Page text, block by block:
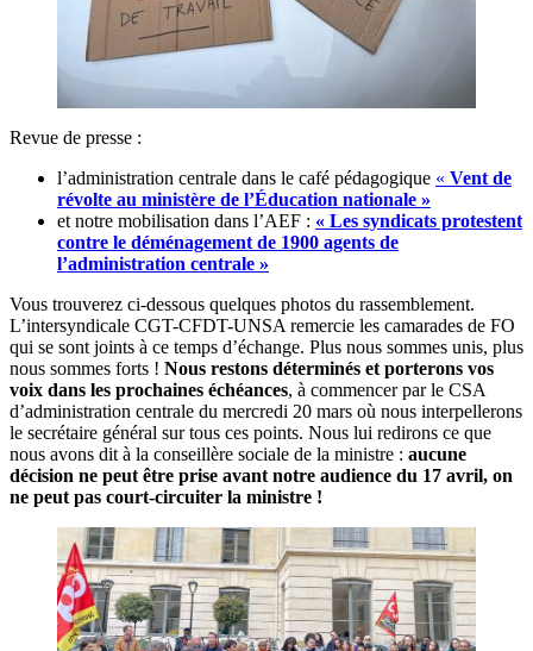
Revue de presse :
l’administration centrale dans le café pédagogique « Vent de
révolte au ministère de l’Éducation nationale »
et notre mobilisation dans l’AEF : « Les syndicats protestent
contre le déménagement de 1900 agents de
l’administration centrale »
Vous trouverez ci-dessous quelques photos du rassemblement.
L’intersyndicale CGT-CFDT-UNSA remercie les camarades de FO
qui se sont joints à ce temps d’échange. Plus nous sommes unis, plus
nous sommes forts ! Nous restons déterminés et porterons vos
voix dans les prochaines échéances, à commencer par le CSA
d’administration centrale du mercredi 20 mars où nous interpellerons
le secrétaire général sur tous ces points. Nous lui redirons ce que
nous avons dit à la conseillère sociale de la ministre : aucune
décision ne peut être prise avant notre audience du 17 avril, on
ne peut pas court-circuiter la ministre !